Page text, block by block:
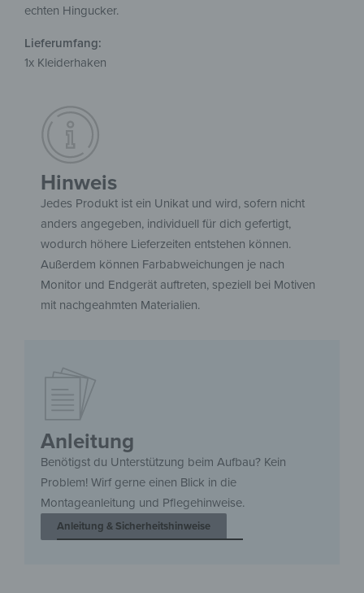
echten Hingucker.
Lieferumfang:
1x Kleiderhaken
Anleitung
Benötigst du Unterstützung beim Aufbau? Kein
Problem! Wirf gerne einen Blick in die
Montageanleitung und Pflegehinweise.
Anleitung & Sicherheitshinweise
Hinweis
Jedes Produkt ist ein Unikat und wird, sofern nicht
anders angegeben, individuell für dich gefertigt,
wodurch höhere Lieferzeiten entstehen können.
Außerdem können Farbabweichungen je nach
Monitor und Endgerät auftreten, speziell bei Motiven
mit nachgeahmten Materialien.